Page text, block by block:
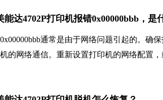
达4702P打印机报错0x00000bbb，是
通常是由于网络问题引起的。确
的网络通信。重新设置打印机的网络配置